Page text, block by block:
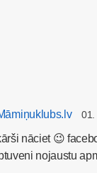
01.
nāciet 😉
nojaustu